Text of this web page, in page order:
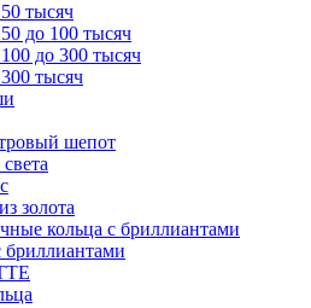
тысяч
до 100 тысяч
до 300 тысяч
тысяч
шепот
золота
кольца с бриллиантами